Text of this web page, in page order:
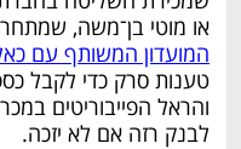
או מוטי בן־משה,
המועדון המשותף עם
לבנק רזה אם לא יזכה.